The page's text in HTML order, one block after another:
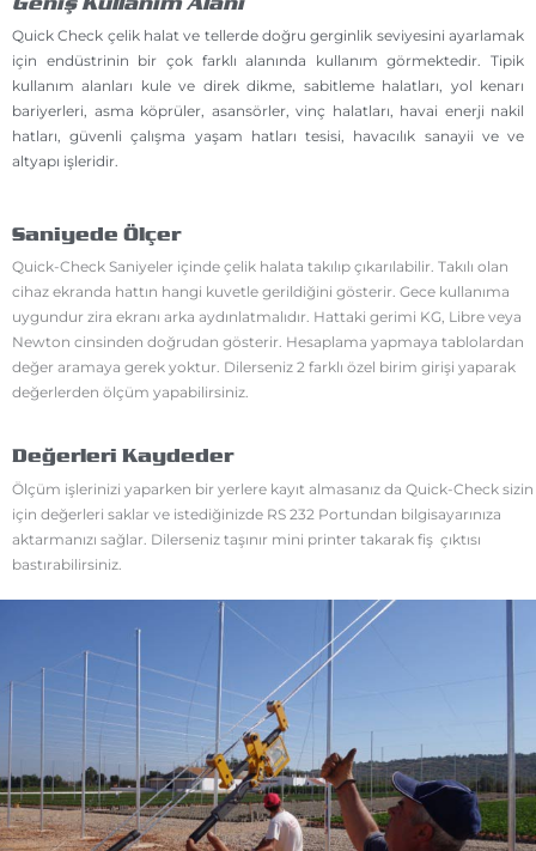
Geniş Kullanım Alanı
Quick Check çelik halat ve tellerde doğru gerginlik seviyesini ayarlamak
için endüstrinin bir çok farklı alanında kullanım görmektedir. Tipik
kullanım alanları kule ve direk dikme, sabitleme halatları, yol kenarı
bariyerleri, asma köprüler, asansörler, vinç halatları, havai enerji nakil
hatları, güvenli çalışma yaşam hatları tesisi, havacılık sanayii ve ve
altyapı işleridir.
Saniyede Ölçer
Quick-Check Saniyeler içinde çelik halata takılıp çıkarılabilir. Takılı olan
cihaz ekranda hattın hangi kuvetle gerildiğini gösterir. Gece kullanıma
uygundur zira ekranı arka aydınlatmalıdır. Hattaki gerimi KG, Libre veya
Newton cinsinden doğrudan gösterir. Hesaplama yapmaya tablolardan
değer aramaya gerek yoktur. Dilerseniz 2 farklı özel birim girişi yaparak
değerlerden ölçüm yapabilirsiniz.
Değerleri Kaydeder
Ölçüm işlerinizi yaparken bir yerlere kayıt almasanız da Quick-Check sizin
için değerleri saklar ve istediğinizde RS 232 Portundan bilgisayarınıza
aktarmanızı sağlar. Dilerseniz taşınır mini printer takarak fiş çıktısı
bastırabilirsiniz.